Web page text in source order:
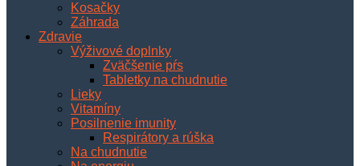
Kosačky
Záhrada
Zdravie
Výživové doplnky
Zväčšenie pŕs
Tabletky na chudnutie
Lieky
Vitamíny
Posilnenie imunity
Respirátory a rúška
Na chudnutie